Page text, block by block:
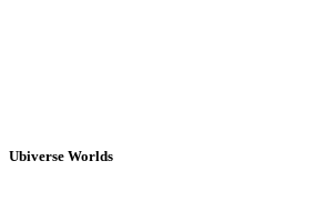
Ubiverse Worlds